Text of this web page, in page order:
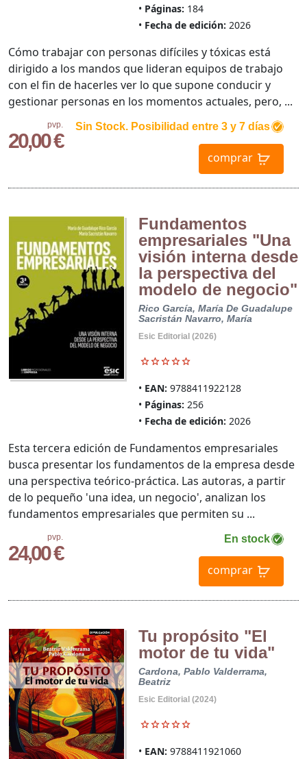
Páginas: 184
Fecha de edición: 2026
pvp.
20,00 €
Sin Stock. Posibilidad entre 3 y 7 días
comprar
Cómo trabajar con personas difíciles y tóxicas está
dirigido a los mandos que lideran equipos de trabajo
con el fin de hacerles ver lo que supone conducir y
gestionar personas en los momentos actuales, pero, ...
Fundamentos
empresariales "Una
visión interna desde
la perspectiva del
modelo de negocio"
Rico García, María De Guadalupe
Sacristán Navarro, María
Esic Editorial (2026)
EAN: 9788411922128
Páginas: 256
Fecha de edición: 2026
pvp.
24,00 €
En stock
comprar
Esta tercera edición de Fundamentos empresariales
busca presentar los fundamentos de la empresa desde
una perspectiva teórico-práctica. Las autoras, a partir
de lo pequeño 'una idea, un negocio', analizan los
fundamentos empresariales que permiten su ...
Tu propósito "El
motor de tu vida"
Cardona, Pablo Valderrama,
Beatriz
Esic Editorial (2024)
EAN: 9788411921060